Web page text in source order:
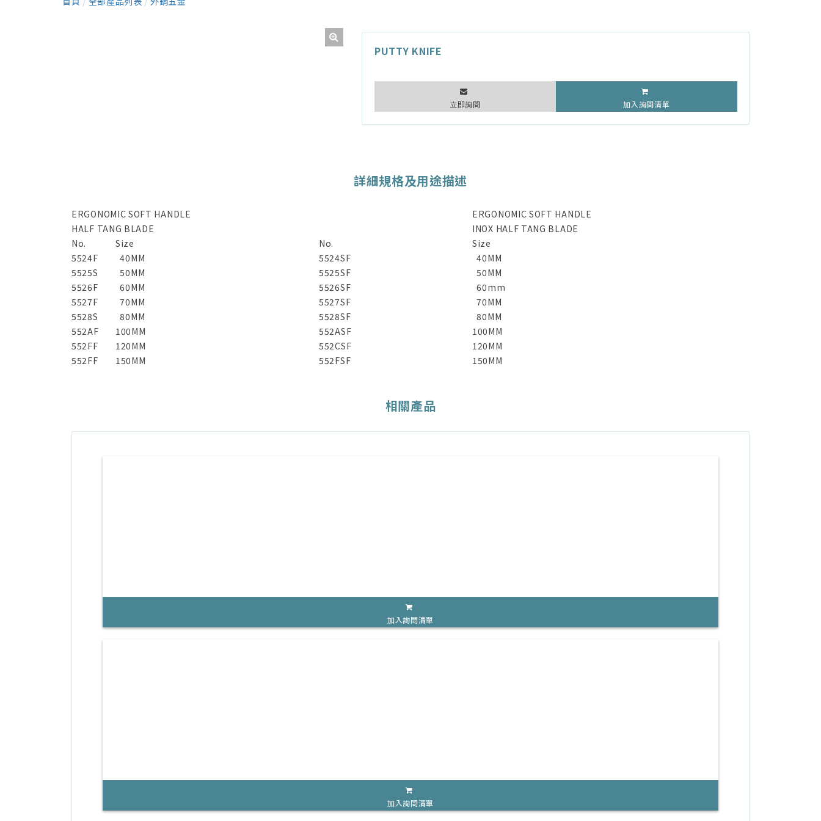
PUTTY KNIFE
立即詢問 加入詢問清單
詳細規格及用途描述
ERGONOMIC SOFT HANDLE
ERGONOMIC SOFT HANDLE
HALF TANG BLADE
INOX HALF TANG BLADE
No.
Size No.
Size
5524F
40MM 5524SF
40MM
5525S
50MM 5525SF
50MM
5526F
60MM 5526SF
60mm
5527F
70MM 5527SF
70MM
5528S
80MM 5528SF
80MM
552AF
100MM 552ASF
100MM
552FF
120MM 552CSF
120MM
552FF
150MM 552FSF 150MM
相關產品
加入詢問清單
加入詢問清單